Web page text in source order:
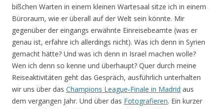
bißchen Warten in einem kleinen Wartesaal sitze ich in einem
Büroraum, wie er überall auf der Welt sein könnte. Mir
gegenüber der eingangs erwähnte Einreisebeamte (was er
genau ist, erfahre ich allerdings nicht). Was ich denn in Syrien
gemacht hätte? Und was ich denn in Israel machen wolle?
Wen ich denn so kenne und überhaupt? Quer durch meine
Reiseaktivitäten geht das Gespräch, ausführlich unterhalten
wir uns über das Champions League-Finale in Madrid aus
dem vergangen Jahr. Und über das Fotografieren. Ein kurzer